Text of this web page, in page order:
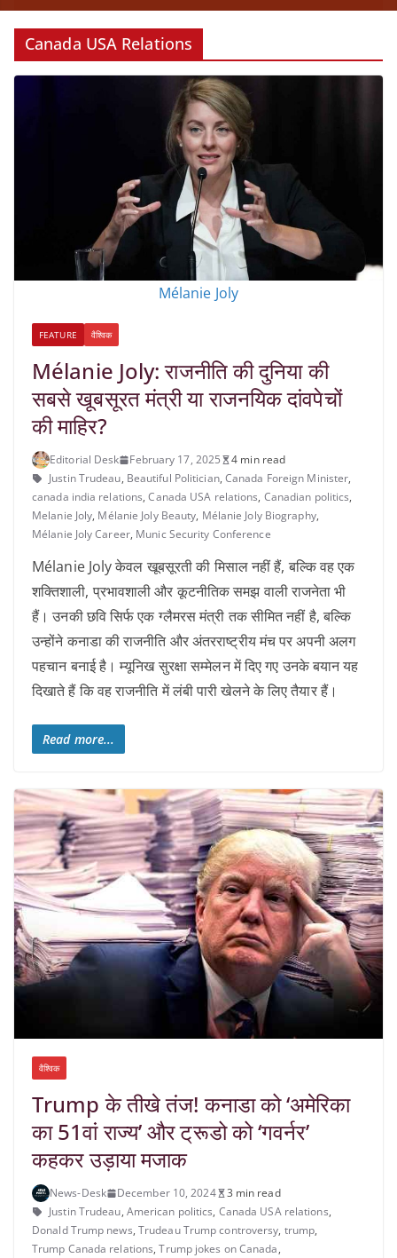
Canada USA Relations
Mélanie Joly
FEATURE वैश्विक
Mélanie Joly: राजनीति की दुनिया की
सबसे खूबसूरत मंत्री या राजनयिक दांवपेचों
की माहिर?
Editorial Desk February 17, 2025
4 min read
Justin Trudeau, Beautiful Politician, Canada Foreign Minister,
canada india relations,Canada USA relations, Canadian politics,
Melanie Joly, Mélanie Joly Beauty, Mélanie Joly Biography,
Mélanie Joly Career, Munic Security Conference
Mélanie Joly केवल खूबसूरती की मिसाल नहीं हैं, बल्कि वह एक
शक्तिशाली, प्रभावशाली और कूटनीतिक समझ वाली राजनेता भी
हैं। उनकी छवि सिर्फ एक ग्लैमरस मंत्री तक सीमित नहीं है, बल्कि
उन्होंने कनाडा की राजनीति और अंतरराष्ट्रीय मंच पर अपनी अलग
पहचान बनाई है। म्यूनिख सुरक्षा सम्मेलन में दिए गए उनके बयान यह
दिखाते हैं कि वह राजनीति में लंबी पारी खेलने के लिए तैयार हैं।
Read more...
वैश्विक
Trump के तीखे तंज! कनाडा को ‘अमेरिका
का 51वां राज्य’ और ट्रूडो को ‘गवर्नर’
कहकर उड़ाया मजाक
News-Desk December 10, 2024
3 min read
Justin Trudeau, American politics, Canada USA relations,
Donald Trump news, Trudeau Trump controversy, trump,
Trump Canada relations,Trump jokes on Canada,